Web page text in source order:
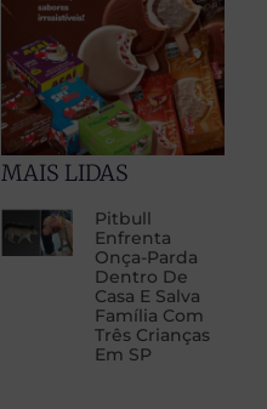
MAIS LIDAS
Pitbull
Enfrenta
Onça-Parda
Dentro De
Casa E Salva
Família Com
Três Crianças
Em SP